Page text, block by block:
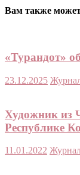
Вам также
«Турандот»
23.12.2025
Художник из
Республике
11.01.2022